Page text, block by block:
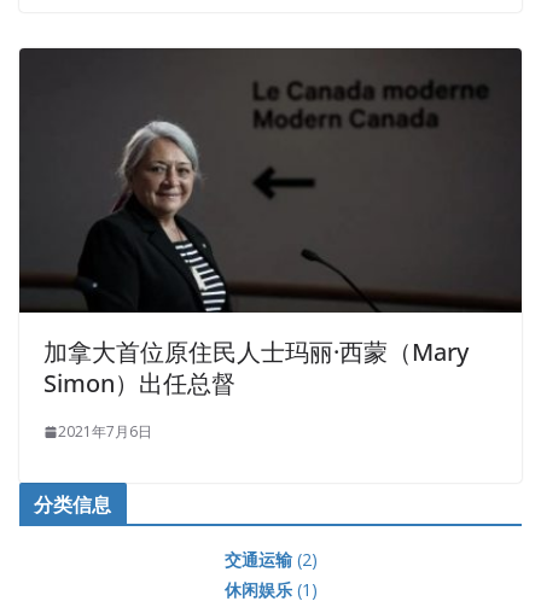
加拿大首位原住民人士玛丽·西蒙（Mary
Simon）出任总督
2021年7月6日
分类信息
交通运输(2)
休闲娱乐(1)